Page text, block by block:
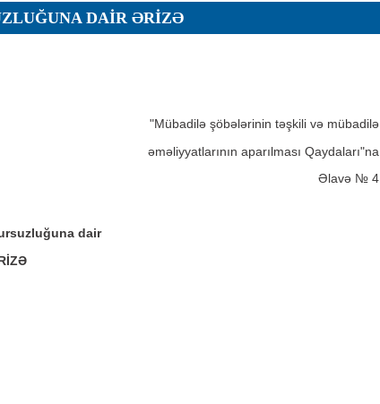
DAIR ƏRIZƏ
"Mübadilə şöbələrinin təşkili və mübadilə
əməliyyatlarının aparılması Qaydaları"na
Əlavə № 4
dair